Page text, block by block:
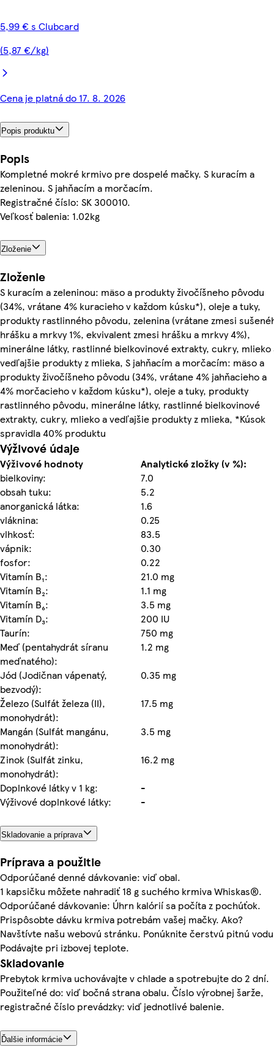
5,99 € s Clubcard
(5,87 €/kg)
Cena je platná do 17. 8. 2026
Popis produktu
Popis
Kompletné mokré krmivo pre dospelé mačky. S kuracím a
zeleninou. S jahňacím a morčacím.
Registračné číslo: SK 300010.
Veľkosť balenia: 1.02kg
Zloženie
Zloženie
S kuracím a zeleninou: mäso a produkty živočíšneho pôvodu
(34%, vrátane 4% kuracieho v každom kúsku*), oleje a tuky,
produkty rastlinného pôvodu, zelenina (vrátane zmesi
hrášku a mrkvy 1%, ekvivalent zmesi hrášku a mrkvy 4%),
minerálne látky, rastlinné bielkovinové extrakty, cukry, mlieko
vedľajšie produkty z mlieka, S jahňacím a morčacím: mäso a
produkty živočíšneho pôvodu (34%, vrátane 4% jahňacieho a
4% morčacieho v každom kúsku*), oleje a tuky, produkty
rastlinného pôvodu, minerálne látky, rastlinné bielkovinové
extrakty, cukry, mlieko a vedľajšie produkty z mlieka, *Kúsok
spravidla 40% produktu
Výživové údaje
Výživové hodnoty
Analytické zložky (v %):
bielkoviny:
7.0
obsah tuku:
5.2
anorganická látka:
1.6
vláknina:
0.25
vlhkosť:
83.5
vápnik:
0.30
fosfor:
0.22
Vitamín B₁:
21.0 mg
Vitamín B₂:
1.1 mg
Vitamín B₆:
3.5 mg
Vitamín D₃:
200 IU
Taurín:
750 mg
Meď (pentahydrát síranu
meďnatého):
1.2 mg
Jód (Jodičnan vápenatý,
bezvodý):
0.35 mg
Železo (Sulfát železa (II),
monohydrát):
17.5 mg
Mangán (Sulfát mangánu,
monohydrát):
3.5 mg
Zinok (Sulfát zinku,
monohydrát):
16.2 mg
Doplnkové látky v 1 kg:
-
Výživové doplnkové látky:
-
Skladovanie a príprava
Príprava a použitie
Odporúčané denné dávkovanie: viď obal.
1 kapsičku môžete nahradiť 18 g suchého krmiva Whiskas®.
Odporúčané dávkovanie: Úhrn kalórií sa počíta z pochúťok.
Prispôsobte dávku krmiva potrebám vašej mačky. Ako?
Navštívte našu webovú stránku. Ponúknite čerstvú pitnú
Podávajte pri izbovej teplote.
Skladovanie
Prebytok krmiva uchovávajte v chlade a spotrebujte do 2 dní.
Použiteľné do: viď bočná strana obalu. Číslo výrobnej šarže,
registračné číslo prevádzky: viď jednotlivé balenie.
Ďalšie informácie